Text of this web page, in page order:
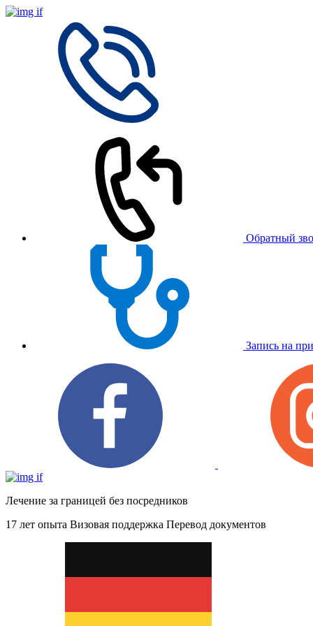
Обратный
Запись на
Лечение за границей без посредников
17 лет опыта Визовая поддержка Перевод документов